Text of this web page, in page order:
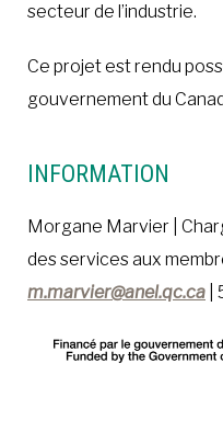
secteur de l’industrie.
Ce projet est rendu
gouvernement du
INFORMATION
Morgane Marvier |
des services aux
m.marvier@anel.qc.ca